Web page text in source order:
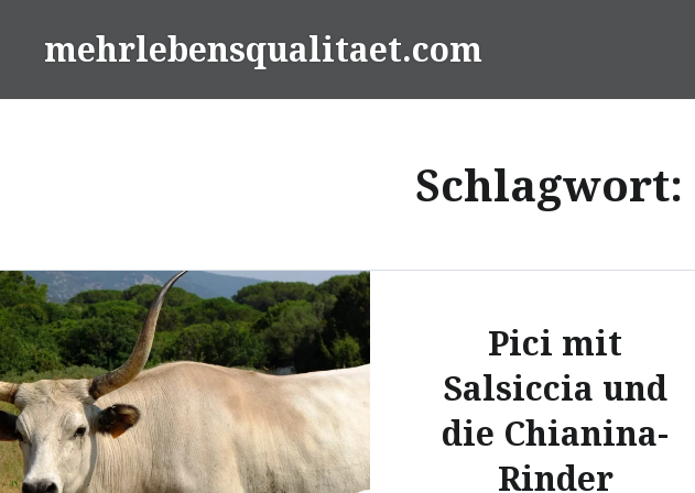
Inhaltmehrlebensqualitaet.com
Schlagwort:
Pici mit
Salsiccia und
die Chianina-
Rinder